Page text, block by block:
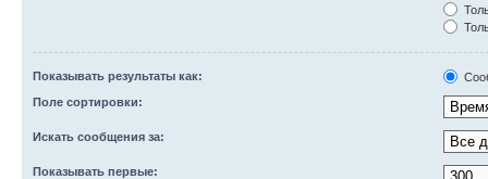
Показывать результаты как:
Поле сортировки:
Искать сообщения за:
Показывать первые: